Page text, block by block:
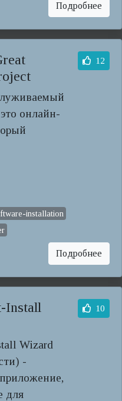
Подробнее
онлайн-
12
installation
Подробнее
Install
Wizard
-
для
10